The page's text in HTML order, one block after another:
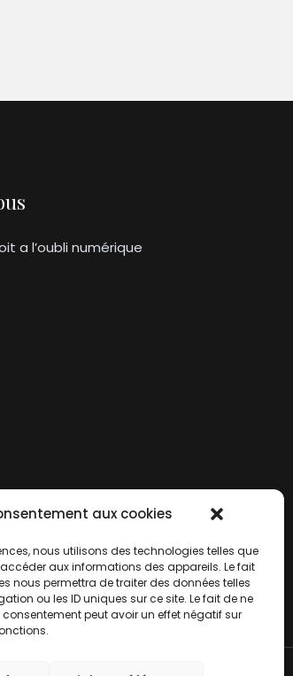
aux cookies
nous utilisons des technologies telles que
aux informations des appareils. Le fait
nous permettra de traiter des données telles
ou les ID uniques sur ce site. Le fait de ne
peut avoir un effet négatif sur
a l’oubli numérique